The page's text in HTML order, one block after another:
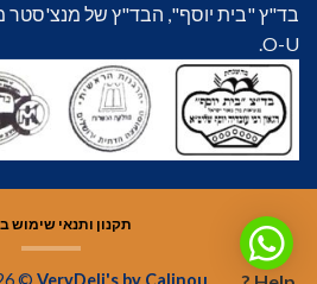
בד"ץ "בית יוסף", הבד"ץ של מנצ'סטר
O-U.
תקנון ותנאי שימוש
© VeryDeli's by Calinou